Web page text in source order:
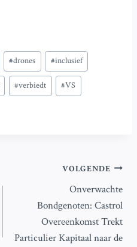
#drones #inclusief
#verbiedt #VS
VOLGENDE
Onverwachte
Bondgenoten: Castrol
Overeenkomst Trekt
Particulier Kapitaal naar de